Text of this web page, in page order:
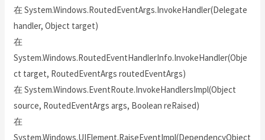
在 System.Windows.RoutedEventArgs.InvokeHandler(Delegate
handler, Object target)
在
System.Windows.RoutedEventHandlerInfo.InvokeHandler(Obje
ct target, RoutedEventArgs routedEventArgs)
在 System.Windows.EventRoute.InvokeHandlersImpl(Object
source, RoutedEventArgs args, Boolean reRaised)
在
System.Windows.UIElement.RaiseEventImpl(DependencyObject